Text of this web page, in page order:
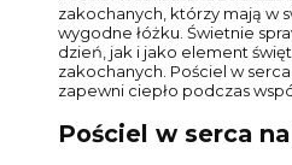
zakochanych, którzy mają w
wygodne łóżku. Świetnie
dzień, jak i jako element
zakochanych. Pościel w
zapewni ciepło podczas
Pościel w serca